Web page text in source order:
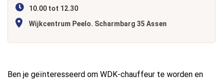
10.00 tot 12.30
Wijkcentrum Peelo. Scharmbarg 35 Assen
Ben je geïnteresseerd om WDK-chauffeur te worden en